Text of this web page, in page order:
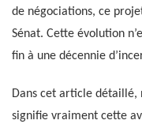
de négociations, ce
Sénat. Cette évolution
fin à une décennie
Dans cet article détaillé,
signifie vraiment cette